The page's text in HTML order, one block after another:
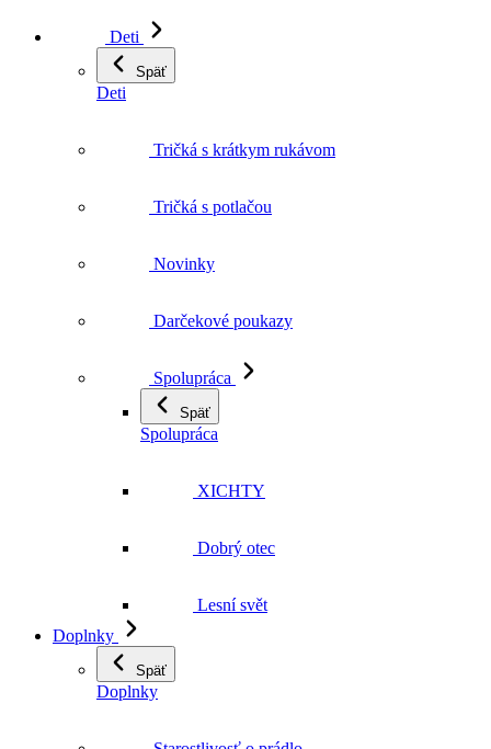
Tričká s krátkym rukávom
Novinky
Darčekové poukazy
Spolupráca
Späť
Spolupráca
XICHTY
Dobrý otec
Lesní svět
Starostlivosť o prádlo
Čiapka